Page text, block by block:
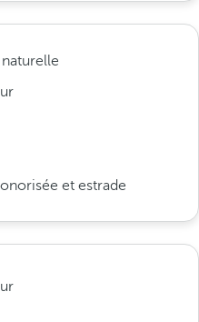
naturelle
et estrade